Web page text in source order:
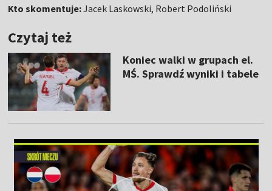
Kto skomentuje:Jacek Laskowski, Robert Podoliński
Czytaj też
Koniec walki w grupach el.
MŚ. Sprawdź wyniki i tabele